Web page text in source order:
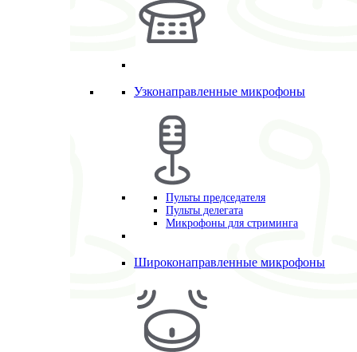
Узконаправленные микрофоны
Пульты председателя
Пульты делегата
Микрофоны для стриминга
Широконаправленные микрофоны